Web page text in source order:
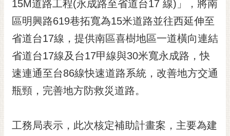
閱
RSS
訂
閱
電
子
報
民
信
15M道路工程(永成路至省道台17 線)」，將南
區明興路619巷拓寬為15米道路並往西延伸至
省道台17線，提供南區喜樹地區一道橫向連結
省道台17線及台17甲線與30米寬永成路，快
速連通至台86線快速道路系統，改善地方交通
瓶頸，完善地方防救災道路。
工務局表示，此次核定補助計畫案，主要為建